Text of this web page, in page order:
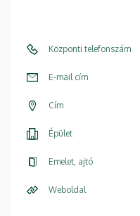
Központi telefonszám
E-mail cím
Cím
Épület
Emelet, ajtó
Weboldal